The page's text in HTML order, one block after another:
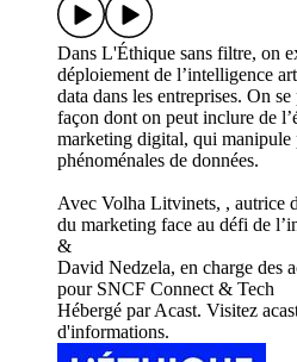
Dans L'Éthique sans filtre, on
déploiement de l’intelligence
data dans les entreprises. On
façon dont on peut inclure de
marketing digital, qui manipule
phénoménales de données.
Avec Volha Litvinets, , autrice
du marketing face au défi de
&
David Nedzela, en charge des
pour SNCF Connect & Tech
Hébergé par Acast. Visitez
d'informations.